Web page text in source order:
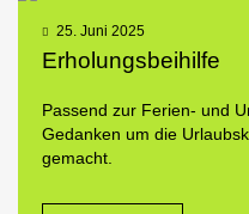
25. Juni 2025
Erholungsbeihilfe
Passend zur Ferien- und
Gedanken um die
gemacht.